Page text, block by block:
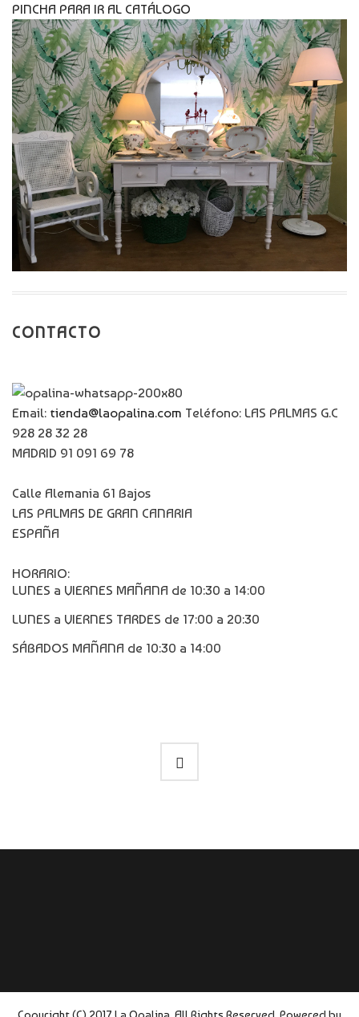
PINCHA PARA IR AL CATÁLOGO
CONTACTO
Email: tienda@laopalina.com Teléfono: LAS PALMAS G.C
928 28 32 28
MADRID 91 091 69 78
Calle Alemania 61 Bajos
LAS PALMAS DE GRAN CANARIA
ESPAÑA
HORARIO:
LUNES a VIERNES MAÑANA de 10:30 a 14:00
LUNES a VIERNES TARDES de 17:00 a 20:30
SÁBADOS MAÑANA de 10:30 a 14:00
Copyright (C) 2017 La Opalina. All Rights Reserved. Powered by